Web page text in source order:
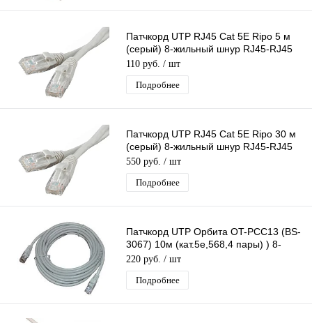
Патчкорд UTP RJ45 Cat 5E Ripo 5 м
(серый) 8-жильный шнур RJ45-RJ45
для соединения сетевых устройств
110 руб. / шт
Подробнее
Патчкорд UTP RJ45 Cat 5E Ripo 30 м
(серый) 8-жильный шнур RJ45-RJ45
для соединения сетевых устройств
550 руб. / шт
Подробнее
Патчкорд UTP Орбита OT-PCC13 (BS-
3067) 10м (кат.5e,568,4 пары) ) 8-
жильный шнур RJ45-RJ45
220 руб. / шт
Подробнее